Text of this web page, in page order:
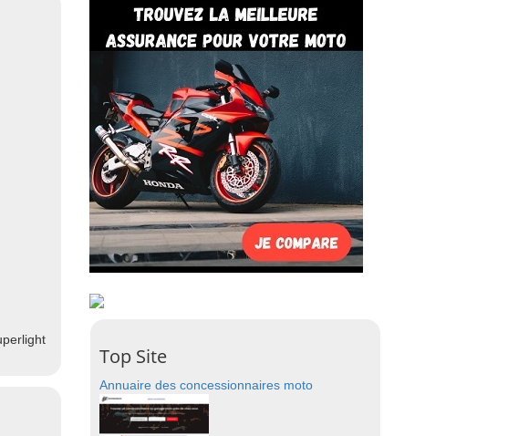
Top Site
Annuaire des concessionnaires moto